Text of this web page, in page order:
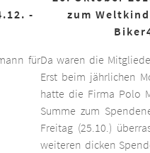
-
für
zum
Da waren die
Erst beim jährlichen
hatte die Firma Polo
Summe zum
Freitag (25.10.)
weiteren dicken